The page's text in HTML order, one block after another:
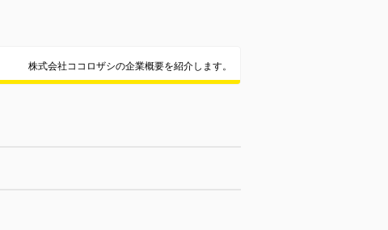
株式会社ココロザシの企業概要を紹介します。